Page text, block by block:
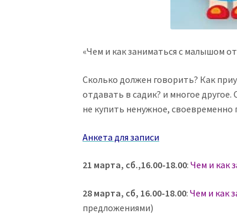
«Чем и как заниматься с малышом
Сколько должен говорить? Как
отдавать в садик? и многое
не купить ненужное, своевременно
Анкета для записи
21 марта, сб.,16.00-18.00:Чем и как
28 марта, сб, 16.00-18.00:Чем и как
предложениями)